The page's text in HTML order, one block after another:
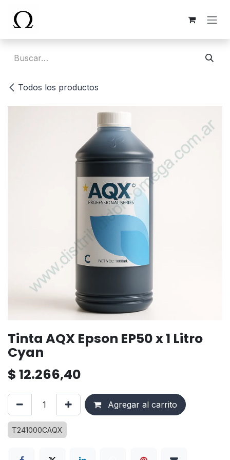
Todos los productos
Tinta AQX Epson EP50 x 1 Litro
Cyan
$ 12.266,40
Agregar al carrito
T241000CAQX